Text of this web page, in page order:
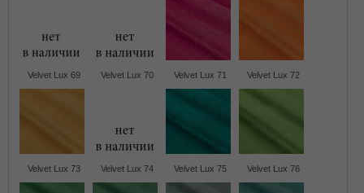
Velvet Lux 69 Velvet Lux 70 Velvet Lux 71 Velvet Lux 72
Velvet Lux 73 Velvet Lux 74 Velvet Lux 75 Velvet Lux 76